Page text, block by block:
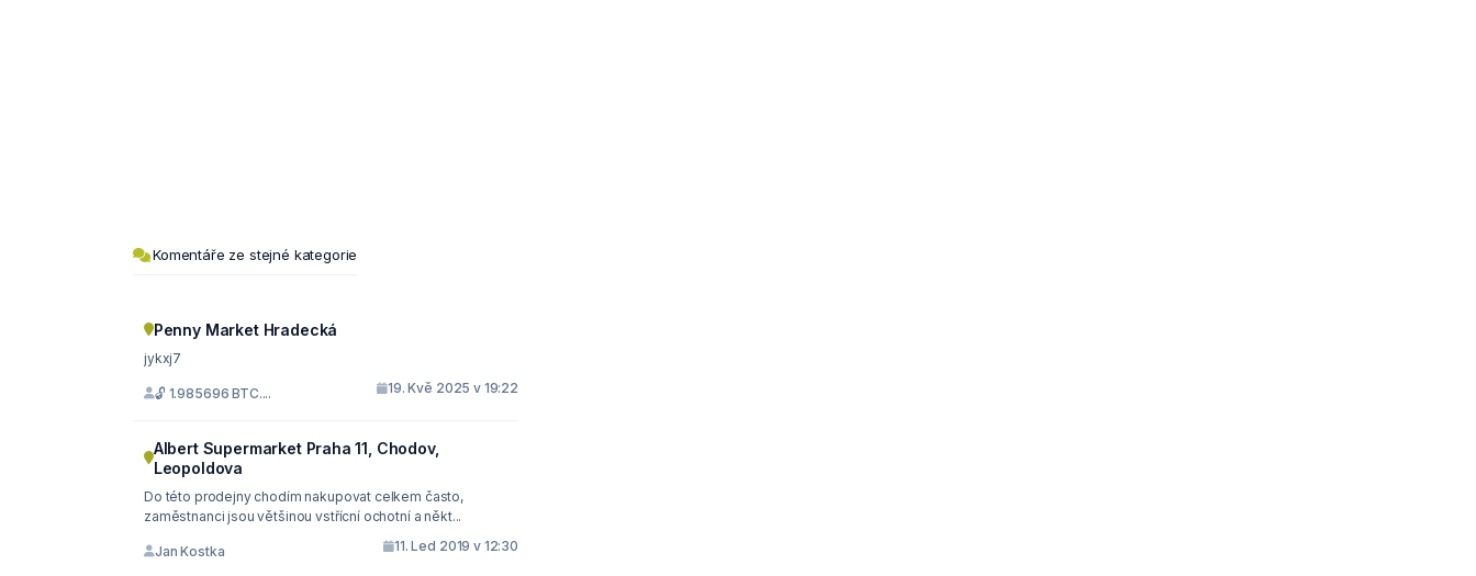
Komentáře ze stejné kategorie
Penny Market Hradecká
jykxj7
🔓 1.985696 BTC.... 19. Kvě 2025 v 19:22
Albert Supermarket Praha 11, Chodov,
Leopoldova
Do této prodejny chodím nakupovat celkem často,
zaměstnanci jsou většinou vstřícní ochotní a někt...
Jan Kostka 11. Led 2019 v 12:30